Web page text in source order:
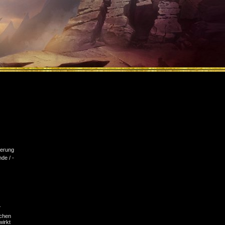
/ -